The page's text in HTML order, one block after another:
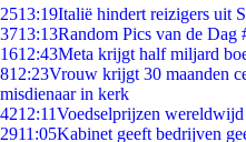
2513:19Italië hindert reizigers uit
3713:13Random Pics van de Dag
1612:43Meta krijgt half miljard
812:23Vrouw krijgt 30 maanden
misdienaar in kerk
4212:11Voedselprijzen
2911:05Kabinet geeft bedrijven